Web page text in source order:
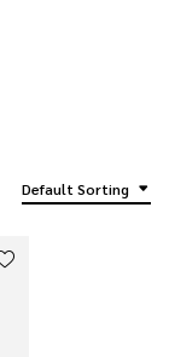
Default Sorting